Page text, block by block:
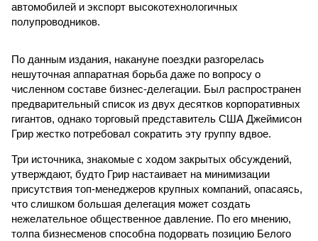
автомобилей и экспорт высокотехнологичных
полупроводников.
По данным издания, накануне поездки разгорелась
нешуточная аппаратная борьба даже по вопросу о
численном составе бизнес-делегации. Был распространен
предварительный список из двух десятков корпоративных
гигантов, однако торговый представитель США Джеймисон
Грир жестко потребовал сократить эту группу вдвое.
Три источника, знакомые с ходом закрытых обсуждений,
утверждают, будто Грир настаивает на минимизации
присутствия топ-менеджеров крупных компаний, опасаясь,
что слишком большая делегация может создать
нежелательное общественное давление. По его мнению,
толпа бизнесменов способна подорвать позицию Белого